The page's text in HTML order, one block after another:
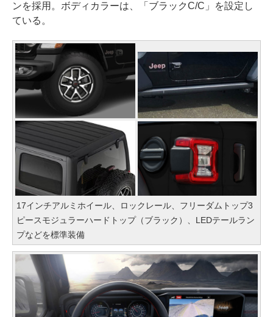
ンを採用。ボディカラーは、「ブラックC/C」を設定し
ている。
17インチアルミホイール、ロックレール、フリーダムトップ3
ピースモジュラーハードトップ（ブラック）、LEDテールラン
プなどを標準装備